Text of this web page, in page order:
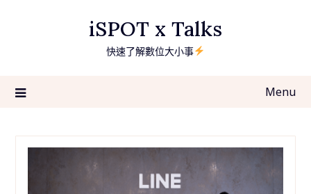
iSPOT x Talks
快速了解數位大小事
Menu